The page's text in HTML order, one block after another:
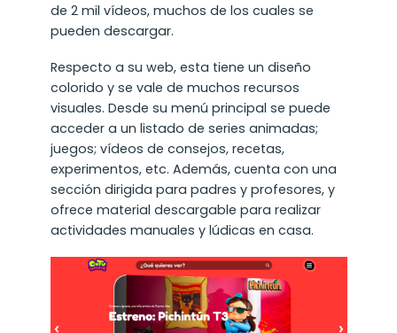
de 2 mil vídeos, muchos de los cuales se
pueden descargar.
Respecto a su web, esta tiene un diseño
colorido y se vale de muchos recursos
visuales. Desde su menú principal se puede
acceder a un listado de series animadas;
juegos; vídeos de consejos, recetas,
experimentos, etc. Además, cuenta con una
sección dirigida para padres y profesores, y
ofrece material descargable para realizar
actividades manuales y lúdicas en casa.